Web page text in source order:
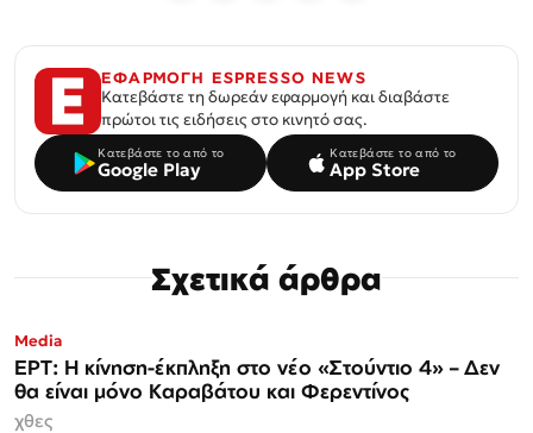
ΕΦΑΡΜΟΓΗ ESPRESSO NEWS
Κατεβάστε τη δωρεάν εφαρμογή και διαβάστε
πρώτοι τις ειδήσεις στο κινητό σας.
Κατεβάστε το από το
Google Play
Κατεβάστε το από το
App Store
Σχετικά άρθρα
Media
ΕΡΤ: Η κίνηση-έκπληξη στο νέο «Στούντιο 4» – Δεν
θα είναι μόνο Καραβάτου και Φερεντίνος
χθες